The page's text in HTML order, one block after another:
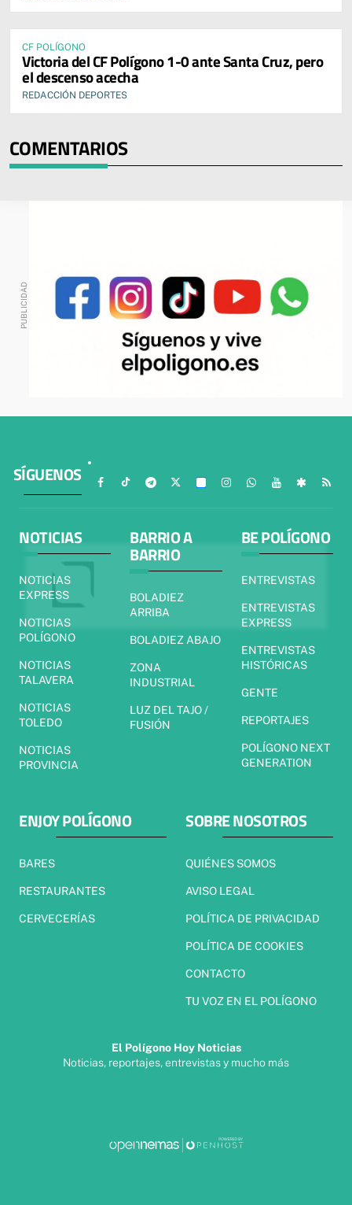
CF POLÍGONO
Victoria del CF Polígono 1-0 ante Santa Cruz, pero
el descenso acecha
REDACCIÓN DEPORTES
COMENTARIOS
SÍGUENOS
NOTICIAS
NOTICIAS
EXPRESS
NOTICIAS
POLÍGONO
NOTICIAS
TALAVERA
NOTICIAS
TOLEDO
NOTICIAS
PROVINCIA
BARRIO A
BARRIO
BOLADIEZ
ARRIBA
BOLADIEZ ABAJO
ZONA
INDUSTRIAL
LUZ DEL TAJO /
FUSIÓN
BE POLÍGONO
ENTREVISTAS
ENTREVISTAS
EXPRESS
ENTREVISTAS
HISTÓRICAS
GENTE
REPORTAJES
POLÍGONO NEXT
GENERATION
ENJOY POLÍGONO
BARES
RESTAURANTES
CERVECERÍAS
SOBRE NOSOTROS
QUIÉNES SOMOS
AVISO LEGAL
POLÍTICA DE PRIVACIDAD
POLÍTICA DE COOKIES
CONTACTO
TU VOZ EN EL POLÍGONO
El Polígono Hoy Noticias
Noticias, reportajes, entrevistas y mucho más